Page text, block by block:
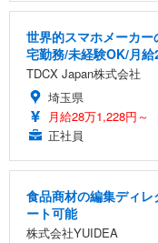
世界的スマホメーカ
宅勤務/未経験OK/月給
TDCX Japan株式会社
埼玉県
月給28万1,228円～
正社員
食品商材の編集ディ
ート可能
株式会社YUIDEA